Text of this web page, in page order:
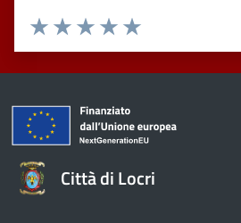
Valuta 5 stelle su 5
Valuta 4 stelle su 5
Valuta 3 stelle su 5
Valuta 2 stelle su 5
Valuta 1 stelle su 5
Città di Locri